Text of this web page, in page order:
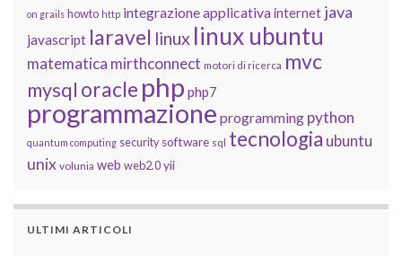
on grails howto http integrazione applicativainternet java
javascript laravel linux linux ubuntu
matematica mirthconnect motori di ricerca mvc
mysql oracle php php7
programmazione programming python
quantum computing security software sql tecnologia ubuntu
unix volunia web web2.0 yii
ULTIMI ARTICOLI